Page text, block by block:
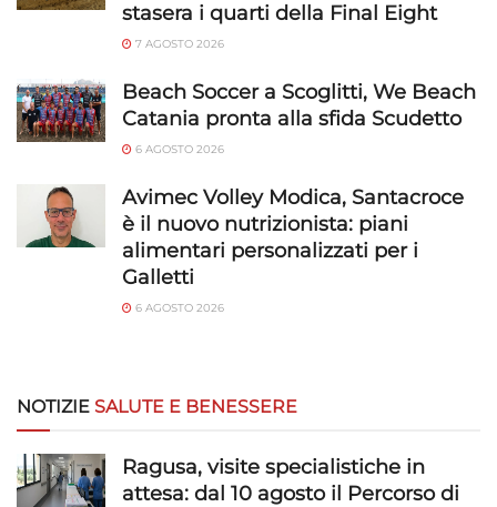
stasera i quarti della Final Eight
7 AGOSTO 2026
Beach Soccer a Scoglitti, We Beach
Catania pronta alla sfida Scudetto
6 AGOSTO 2026
Avimec Volley Modica, Santacroce
è il nuovo nutrizionista: piani
alimentari personalizzati per i
Galletti
6 AGOSTO 2026
NOTIZIE SALUTE E BENESSERE
Ragusa, visite specialistiche in
attesa: dal 10 agosto il Percorso di